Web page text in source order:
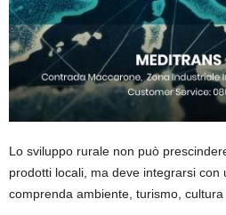
Lo sviluppo rurale non può
prodotti locali, ma deve integrarsi con
comprenda ambiente, turismo, cultura